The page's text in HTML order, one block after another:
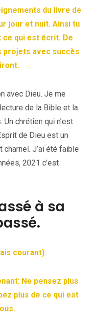
du livre de
jour et nuit. Ainsi tu
ce qui est écrit. De
projets avec succès
avec Dieu. Je me
de la Bible et la
chrétien qui n’est
de Dieu est un
J’ai été faible
2021 c’est
à sa
courant)
Ne pensez plus
plus de ce qui est